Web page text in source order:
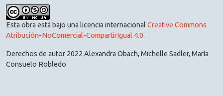
Esta obra está bajo una licencia internacional Creative Commons
Atribución-NoComercial-CompartirIgual 4.0.
Derechos de autor 2022 Alexandra Obach, Michelle Sadler, María
Consuelo Robledo